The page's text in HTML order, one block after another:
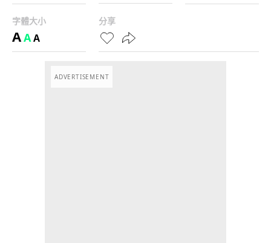
字體大小
AAA
分享
ADVERTISEMENT